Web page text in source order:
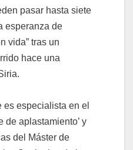
pasar hasta siete
esperanza de
vida” tras un
hace una
es especialista en el
de aplastamiento’ y
del Máster de